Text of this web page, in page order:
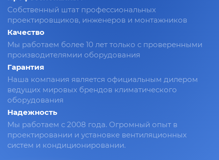
Собственный штат профессиональных
проектировщиков, инженеров и монтажников
Качество
Мы работаем более 10 лет только с проверенными
производителямии оборудования
Гарантия
Наша компания является официальным дилером
ведущих мировых брендов климатического
оборудования
Надежность
Мы работаем с 2008 года. Огромный опыт в
проектировании и установке вентиляционных
систем и кондиционировании.